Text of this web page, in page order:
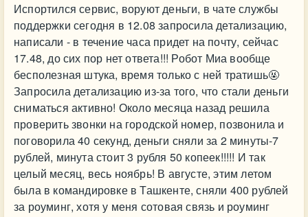
Испортился сервис, воруют деньги, в чате службы
поддержки сегодня в 12.08 запросила детализацию,
написали - в течение часа придет на почту, сейчас
17.48, до сих пор нет ответа!!! Робот Миа вообще
бесполезная штука, время только с ней тратишь🤬
Запросила детализацию из-за того, что стали деньги
сниматься активно! Около месяца назад решила
проверить звонки на городской номер, позвонила и
поговорила 40 секунд, деньги сняли за 2 минуты-7
рублей, минута стоит 3 рубля 50 копеек!!!!! И так
целый месяц, весь ноябрь! В августе, этим летом
была в командировке в Ташкенте, сняли 400 рублей
за роуминг, хотя у меня сотовая связь и роуминг